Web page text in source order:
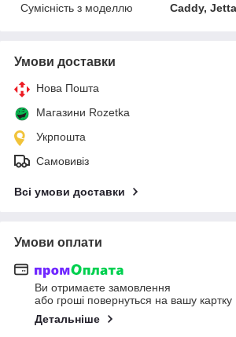
Сумісність з моделлю
Caddy, Jetta
Умови доставки
Нова Пошта
Магазини Rozetka
Укрпошта
Самовивіз
Всі умови доставки
Умови оплати
Ви отримаєте замовлення
або гроші повернуться на вашу картку
Детальніше